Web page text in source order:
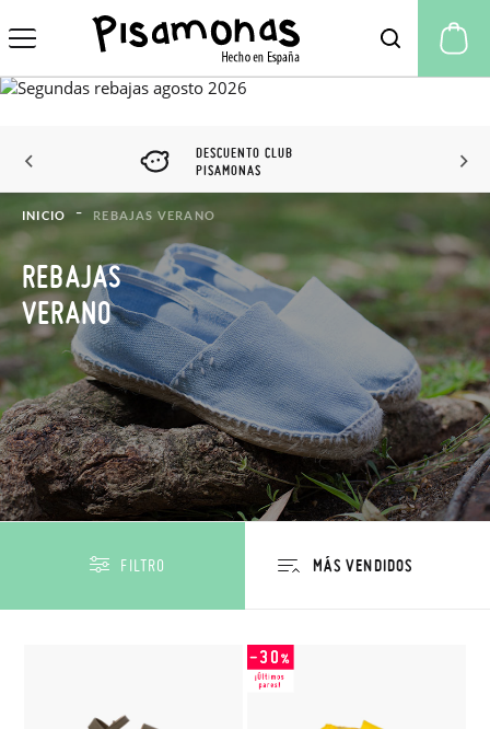
DESCUENTO CLUB
PISAMONAS
INICIO REBAJAS VERANO
REBAJAS
VERANO
FILTRO